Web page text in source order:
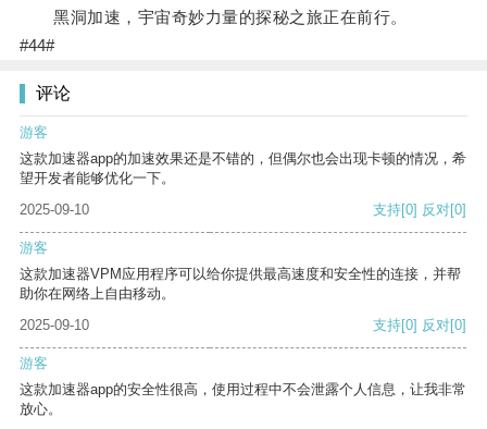
黑洞加速，宇宙奇妙力量的探秘之旅正在前行。
#44#
评论
游客
这款加速器app的加速效果还是不错的，但偶尔也会出现卡顿的情况，希
望开发者能够优化一下。
2025-09-10
支持[0] 反对[0]
游客
这款加速器VPM应用程序可以给你提供最高速度和安全性的连接，并帮
助你在网络上自由移动。
2025-09-10
支持[0] 反对[0]
游客
这款加速器app的安全性很高，使用过程中不会泄露个人信息，让我非常
放心。